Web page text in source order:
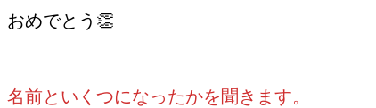
おめでとう👏
名前といくつになったかを聞きます。